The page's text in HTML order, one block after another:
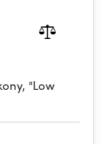
"Low